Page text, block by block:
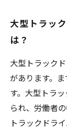
大型トラッ
は？
大型トラック
があります。
す。大型トラ
られ、労働者
トラックドラ